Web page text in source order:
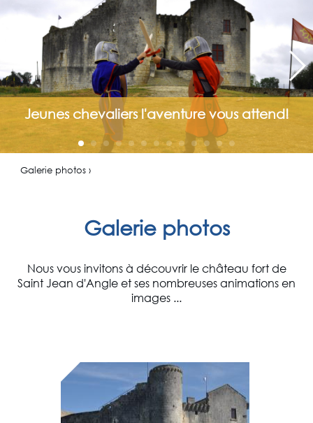
Jeunes chevaliers l'aventure vous attend!
Galerie photos ›
Galerie photos
Nous vous invitons à découvrir le château fort de
Saint Jean d'Angle et ses nombreuses animations en
images ...